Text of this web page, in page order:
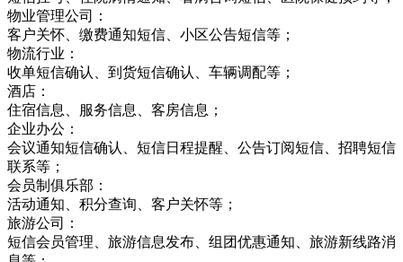
物业管理公司：
客户关怀、缴费通知短信、小区公告短信等；
物流行业：
收单短信确认、到货短信确认、车辆调配等；
酒店：
住宿信息、服务信息、客房信息；
企业办公：
会议通知短信确认、短信日程提醒、公告订阅短信、招聘短信
联系等；
会员制俱乐部：
活动通知、积分查询、客户关怀等；
旅游公司：
短信会员管理、旅游信息发布、组团优惠通知、旅游新线路消